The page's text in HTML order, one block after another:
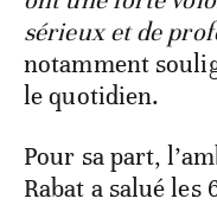
sérieux et de
notamment
le quotidien.
Pour sa part,
Rabat a salué